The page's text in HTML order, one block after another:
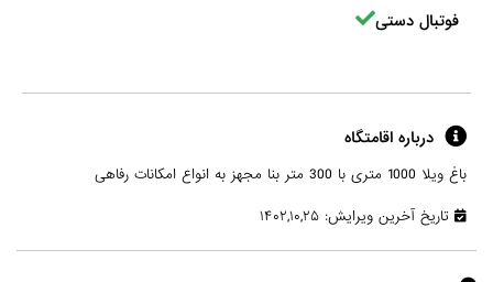
فوتبال دستی
درباره اقامتگاه
باغ ویلا 1000 متری با 300 متر بنا مجهز به انواع امکانات رفاهی
تاریخ آخرین ویرایش: ۱۴۰۲,۱۰,۲۵